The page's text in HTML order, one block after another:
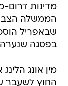
הממשלה
שבאפריל
בפסגה
מין אונג
החוץ לשעבר